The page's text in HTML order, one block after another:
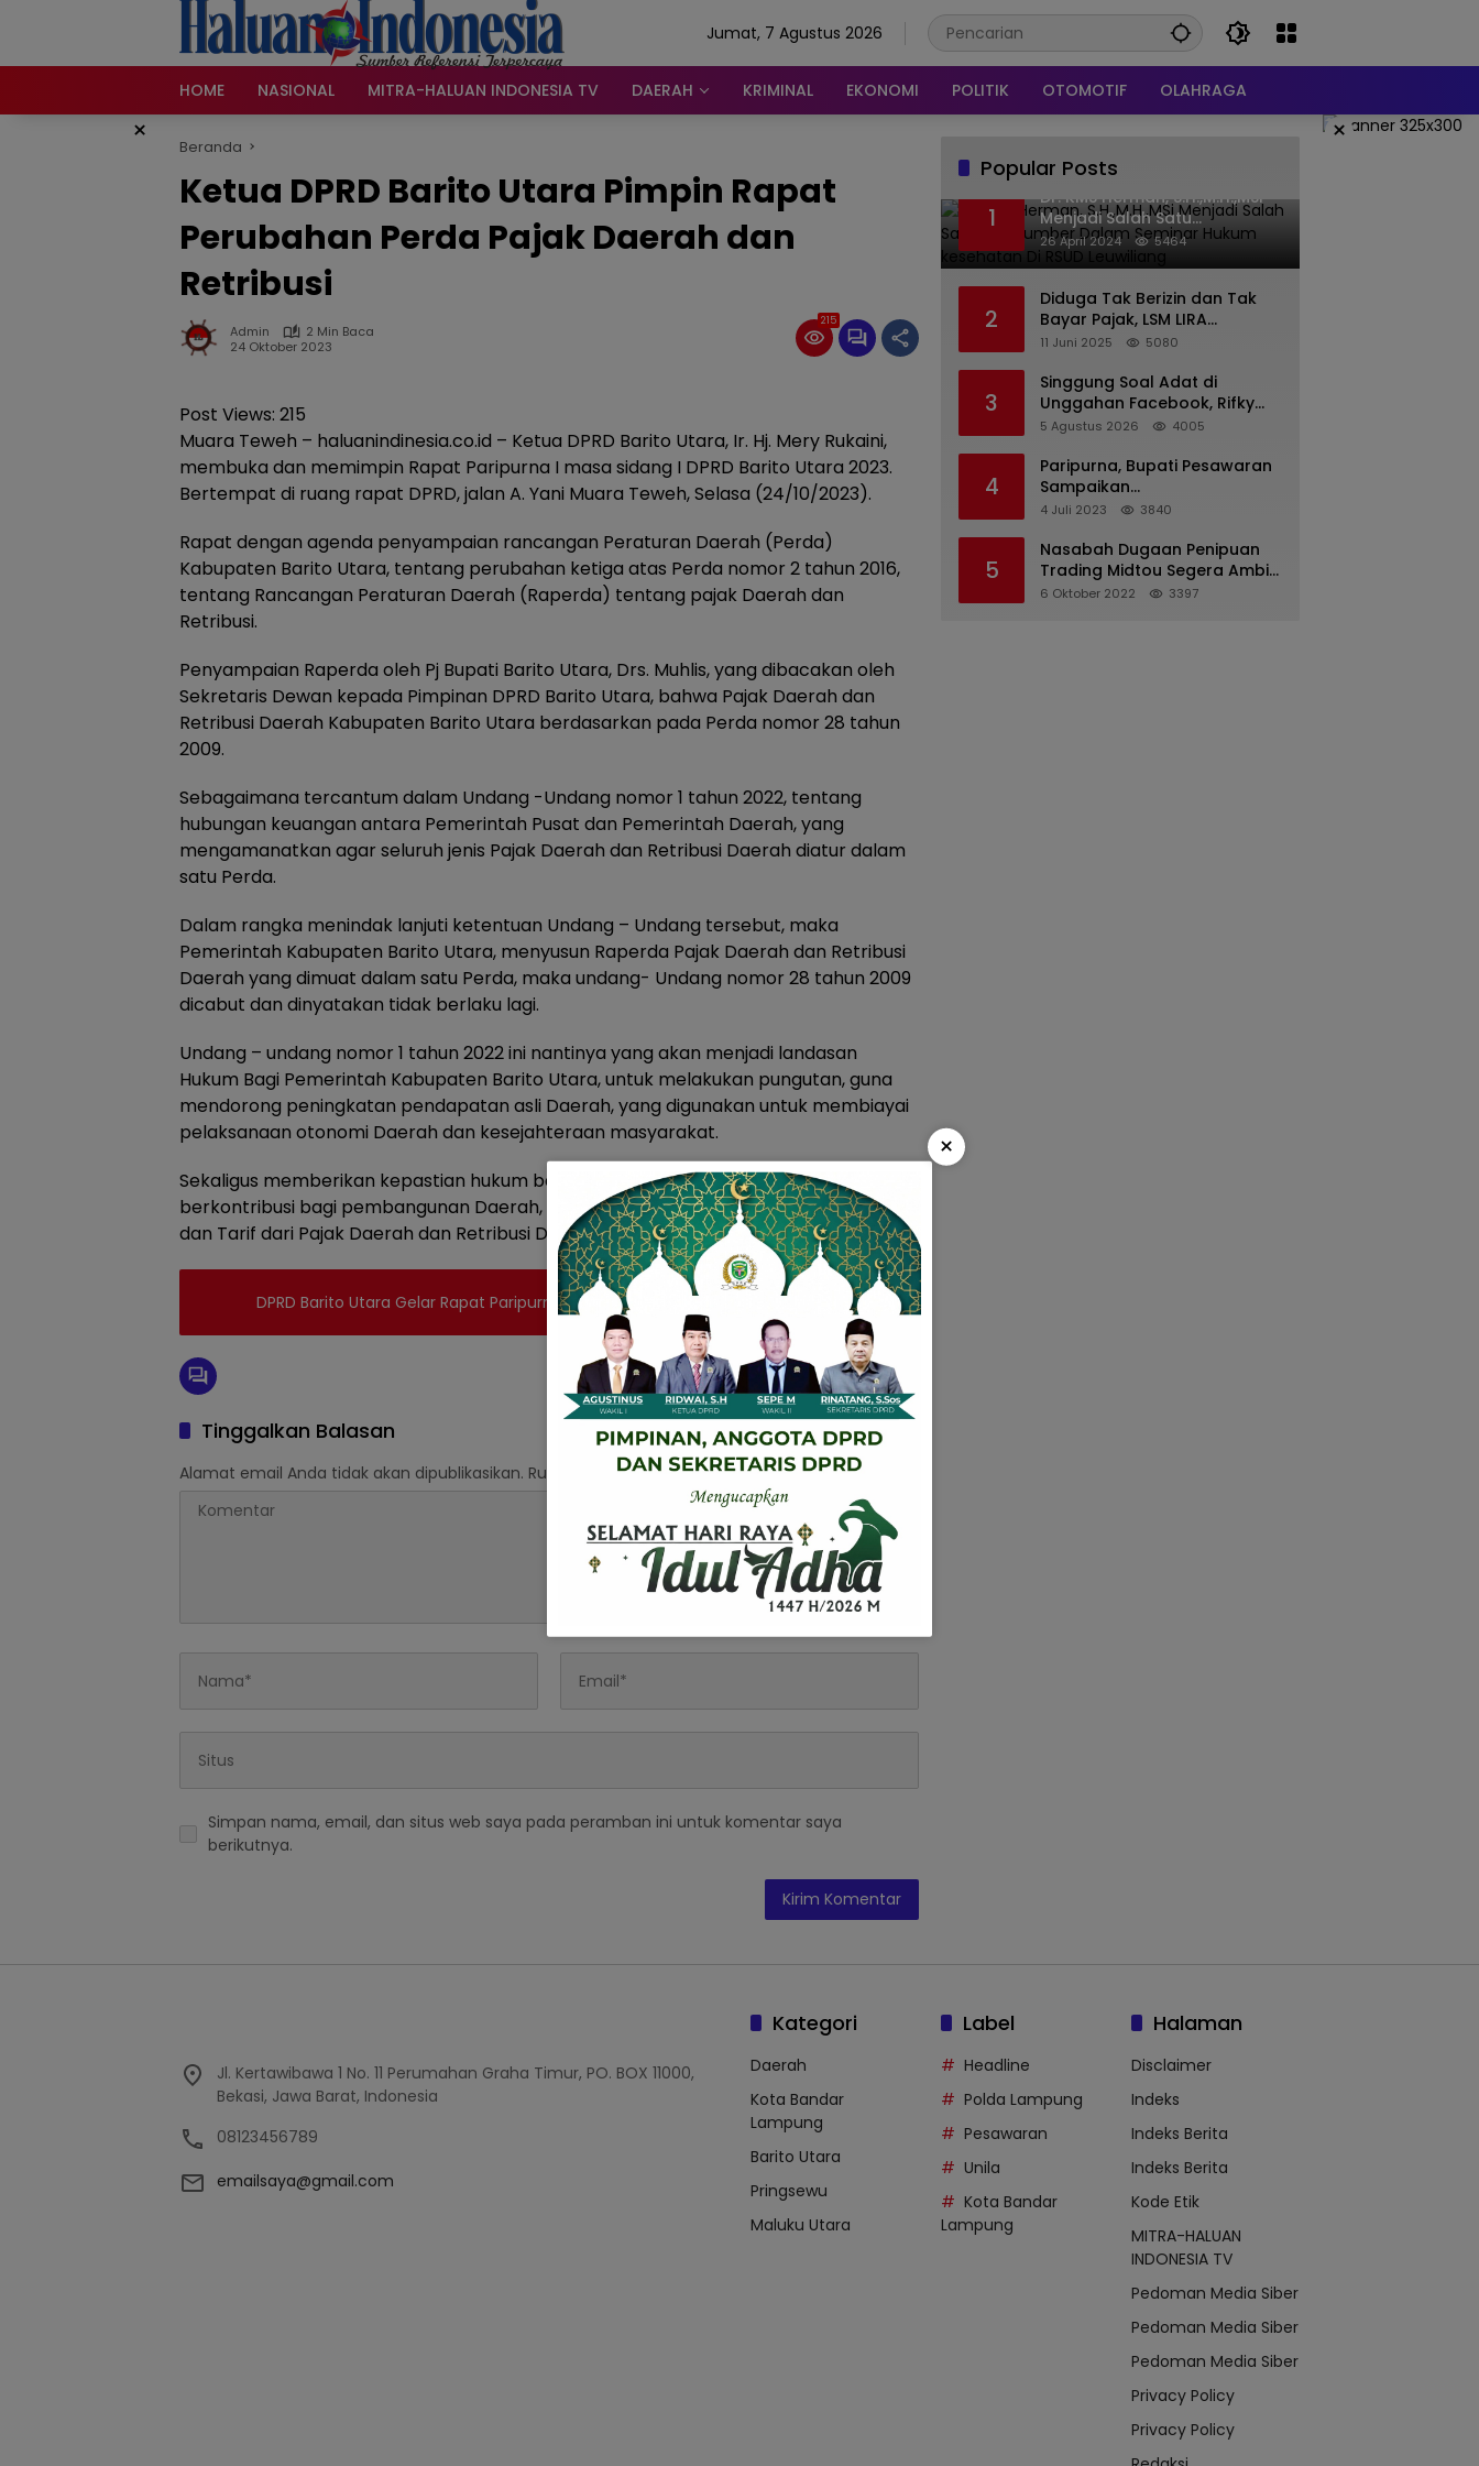
Jumat, 7 Agustus 2026
HOME NASIONAL MITRA-HALUAN INDONESIA TV DAERAH KRIMINAL EKONOMI POLITIK OTOMOTIF OLAHRAGA
× ×
Beranda
Ketua DPRD Barito Utara Pimpin Rapat
Perubahan Perda Pajak Daerah dan
Retribusi
Admin
2 Min Baca
24 Oktober 2023
215
Post Views: 215
Muara Teweh – haluanindinesia.co.id – Ketua DPRD Barito Utara, Ir. Hj. Mery Rukaini,
membuka dan memimpin Rapat Paripurna I masa sidang I DPRD Barito Utara 2023.
Bertempat di ruang rapat DPRD, jalan A. Yani Muara Teweh, Selasa (24/10/2023).
Rapat dengan agenda penyampaian rancangan Peraturan Daerah (Perda)
Kabupaten Barito Utara, tentang perubahan ketiga atas Perda nomor 2 tahun 2016,
tentang Rancangan Peraturan Daerah (Raperda) tentang pajak Daerah dan
Retribusi.
Penyampaian Raperda oleh Pj Bupati Barito Utara, Drs. Muhlis, yang dibacakan oleh
Sekretaris Dewan kepada Pimpinan DPRD Barito Utara, bahwa Pajak Daerah dan
Retribusi Daerah Kabupaten Barito Utara berdasarkan pada Perda nomor 28 tahun
2009.
Sebagaimana tercantum dalam Undang -Undang nomor 1 tahun 2022, tentang
hubungan keuangan antara Pemerintah Pusat dan Pemerintah Daerah, yang
mengamanatkan agar seluruh jenis Pajak Daerah dan Retribusi Daerah diatur dalam
satu Perda.
Dalam rangka menindak lanjuti ketentuan Undang – Undang tersebut, maka
Pemerintah Kabupaten Barito Utara, menyusun Raperda Pajak Daerah dan Retribusi
Daerah yang dimuat dalam satu Perda, maka undang- Undang nomor 28 tahun 2009
dicabut dan dinyatakan tidak berlaku lagi.
Undang – undang nomor 1 tahun 2022 ini nantinya yang akan menjadi landasan
Hukum Bagi Pemerintah Kabupaten Barito Utara, untuk melakukan pungutan, guna
mendorong peningkatan pendapatan asli Daerah, yang digunakan untuk membiayai
pelaksanaan otonomi Daerah dan kesejahteraan masyarakat.
Sekaligus memberikan kepastian hukum bagi masyarakat dan dunia usaha dalam
berkontribusi bagi pembangunan Daerah, berdasarkan keseimbangan antara Obyek
dan Tarif dari Pajak Daerah dan Retribusi Daerah. (Ans71)
DPRD Barito Utara Gelar Rapat Paripurna I Masa Sidang I 2023
Tinggalkan Balasan
Alamat email Anda tidak akan dipublikasikan. Ruas yang wajib ditandai*
Simpan nama, email, dan situs web saya pada peramban ini untuk komentar saya
berikutnya.
Popular Posts
1
Dr. KMS Herman, S.H.,M.H.,MSi
Menjadi Salah Satu
Narasumber Dalam Seminar
Hukum kesehatan Di RSUD
26 April 2024 5464
2
Diduga Tak Berizin dan Tak
Bayar Pajak, LSM LIRA
Laporkan Santerra de
Batu
11 Juni 2025 5080
3
Singgung Soal Adat di
Unggahan Facebook, Rifky
Desriana Minta Maaf ke PDA
5 Agustus 2026 4005
4
Paripurna, Bupati Pesawaran
Sampaikan
Pertanggungjawaban
4 Juli 2023 3840
5
Nasabah Dugaan Penipuan
Trading Midtou Segera Ambil
Langkah Hukum
6 Oktober 2022 3397
Jl. Kertawibawa 1 No. 11 Perumahan Graha Timur, PO. BOX 11000,
Bekasi, Jawa Barat, Indonesia
08123456789
emailsaya@gmail.com
Kategori
Daerah
Kota Bandar
Lampung
Barito Utara
Pringsewu
Maluku Utara
Label
Headline
Polda Lampung
Pesawaran
Unila
Kota Bandar
Lampung
Halaman
Disclaimer
Indeks
Indeks Berita
Indeks Berita
Kode Etik
MITRA-HALUAN
INDONESIA TV
Pedoman Media Siber
Pedoman Media Siber
Pedoman Media Siber
Privacy Policy
Privacy Policy
×